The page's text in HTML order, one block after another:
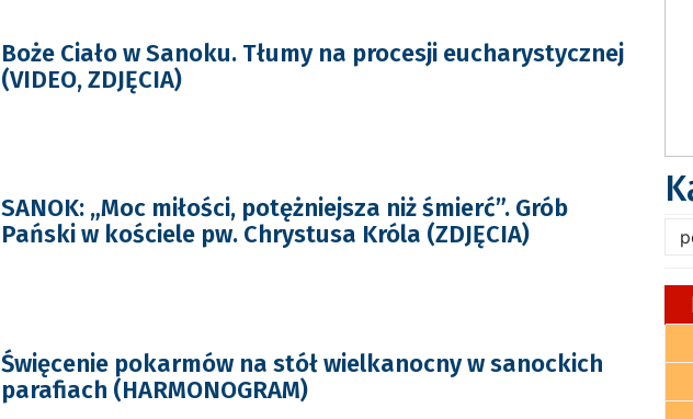
Boże Ciało w Sanoku. Tłumy na procesji eucharystycznej
(VIDEO, ZDJĘCIA)
SANOK: „Moc miłości, potężniejsza niż śmierć”. Grób
Pański w kościele pw. Chrystusa Króla (ZDJĘCIA)
Święcenie pokarmów na stół wielkanocny w sanockich
parafiach (HARMONOGRAM)